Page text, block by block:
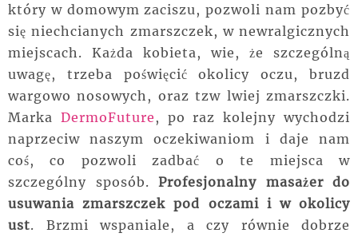
który w domowym zaciszu, pozwoli nam pozbyć
się niechcianych zmarszczek, w newralgicznych
miejscach. Każda kobieta, wie, że szczególną
uwagę, trzeba poświęcić okolicy oczu, bruzd
wargowo nosowych, oraz tzw lwiej zmarszczki.
Marka DermoFuture , po raz kolejny wychodzi
naprzeciw naszym oczekiwaniom i daje nam
coś, co pozwoli zadbać o te miejsca w
szczególny sposób. Profesjonalny masażer do
usuwania zmarszczek pod oczami i w okolicy
ust. Brzmi wspaniale, a czy równie dobrze